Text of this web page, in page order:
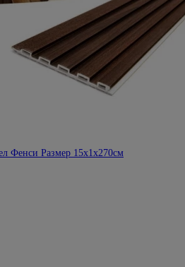
Фенси Размер 15х1х270см